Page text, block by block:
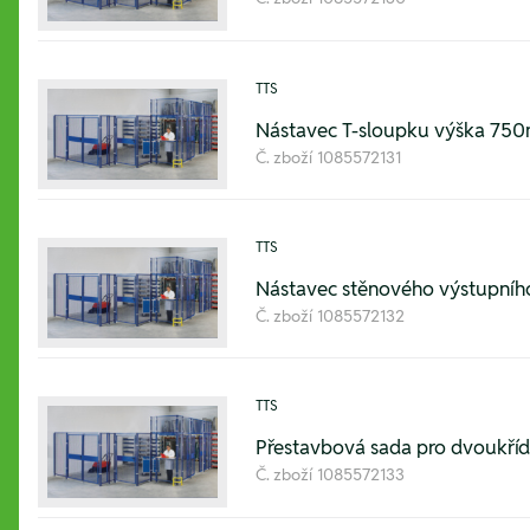
TTS
Nástavec T-sloupku výška
Č. zboží 1085572131
TTS
Nástavec stěnového
Č. zboží 1085572132
TTS
Přestavbová sada pro
Č. zboží 1085572133